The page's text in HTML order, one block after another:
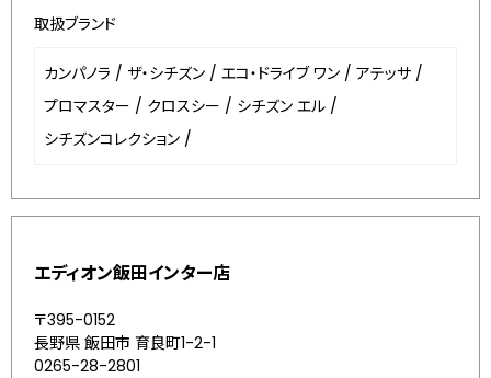
取扱ブランド
カンパノラ / ザ・シチズン / エコ・ドライブ ワン / アテッサ /
プロマスター / クロスシー / シチズン エル /
シチズンコレクション /
エディオン飯田インター店
〒395-0152
長野県 飯田市 育良町1-2-1
0265-28-2801